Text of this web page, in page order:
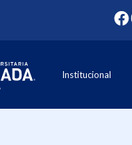
Institucional